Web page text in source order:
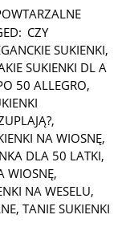
CZY
SUKIENKI,
SUKIENKI DL A
50 ALLEGRO,
,
NA WIOSNĘ,
DLA 50 LATKI,
WIOSNĘ,
NA WESELU,
, TANIE SUKIENKI